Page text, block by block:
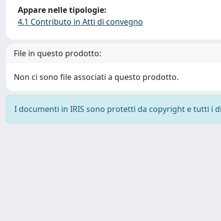
Appare nelle tipologie:
4.1 Contributo in Atti di convegno
File in questo prodotto:
Non ci sono file associati a questo prodotto.
I documenti in IRIS sono protetti da copyright e tutti i